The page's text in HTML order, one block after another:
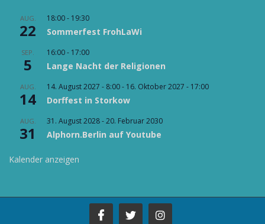
AUG.
22
18:00- 19:30
Sommerfest FrohLaWi
SEP.
5
16:00- 17:00
Lange Nacht der Religionen
AUG.
14
14. August 2027 - 8:00- 16. Oktober 2027 - 17:00
Dorffest in Storkow
AUG.
31
31. August 2028-20. Februar 2030
Alphorn.Berlin auf Youtube
Kalender anzeigen